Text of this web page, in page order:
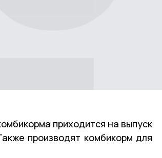
приходится на выпуск
производят комбикорм для